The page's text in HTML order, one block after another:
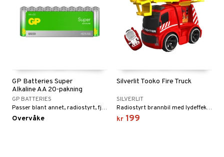
GP Batteries Super
Alkaline AA 20-pakning
GP BATTERIES
Passer blant annet, radiostyrt, fjernkontroller og veggklokker.
Overvåke
Silverlit Tooko Fire Truck
SILVERLIT
Radiostyrt brannbil med lydeffekter.
kr 199